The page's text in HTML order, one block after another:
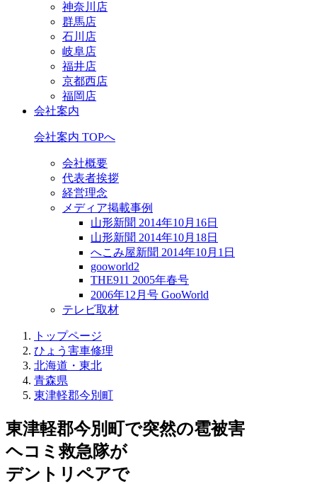
神奈川店
群馬店
石川店
岐阜店
福井店
京都西店
福岡店
会社案内
会社案内 TOPへ
会社概要
代表者挨拶
経営理念
メディア掲載事例
山形新聞 2014年10月16日
山形新聞 2014年10月18日
へこみ屋新聞 2014年10月1日
gooworld2
THE911 2005年春号
2006年12月号 GooWorld
テレビ取材
トップページ
ひょう害車修理
北海道・東北
青森県
東津軽郡今別町
東津軽郡今別町で突然の雹被害
ヘコミ救急隊が
デントリペアで